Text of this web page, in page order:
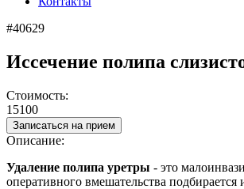
#40629
Иссечение полипа
Стоимость:
15100
Записаться на прием
Описание:
Удаление полипа уретры - это м
оперативного вмешательства